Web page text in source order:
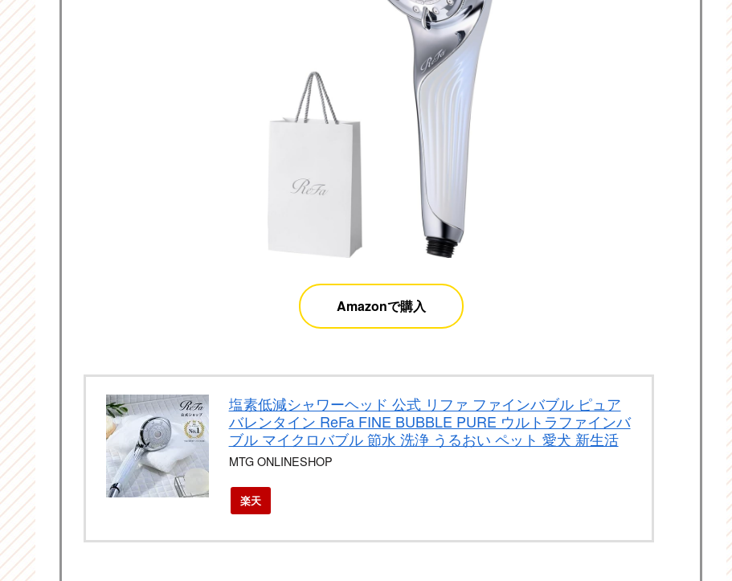
Amazonで購入
塩素低減シャワーヘッド 公式 リファ ファインバブル ピュア
バレンタイン ReFa FINE BUBBLE PURE ウルトラファインバ
ブル マイクロバブル 節水 洗浄 うるおい ペット 愛犬 新生活
MTG ONLINESHOP
楽天